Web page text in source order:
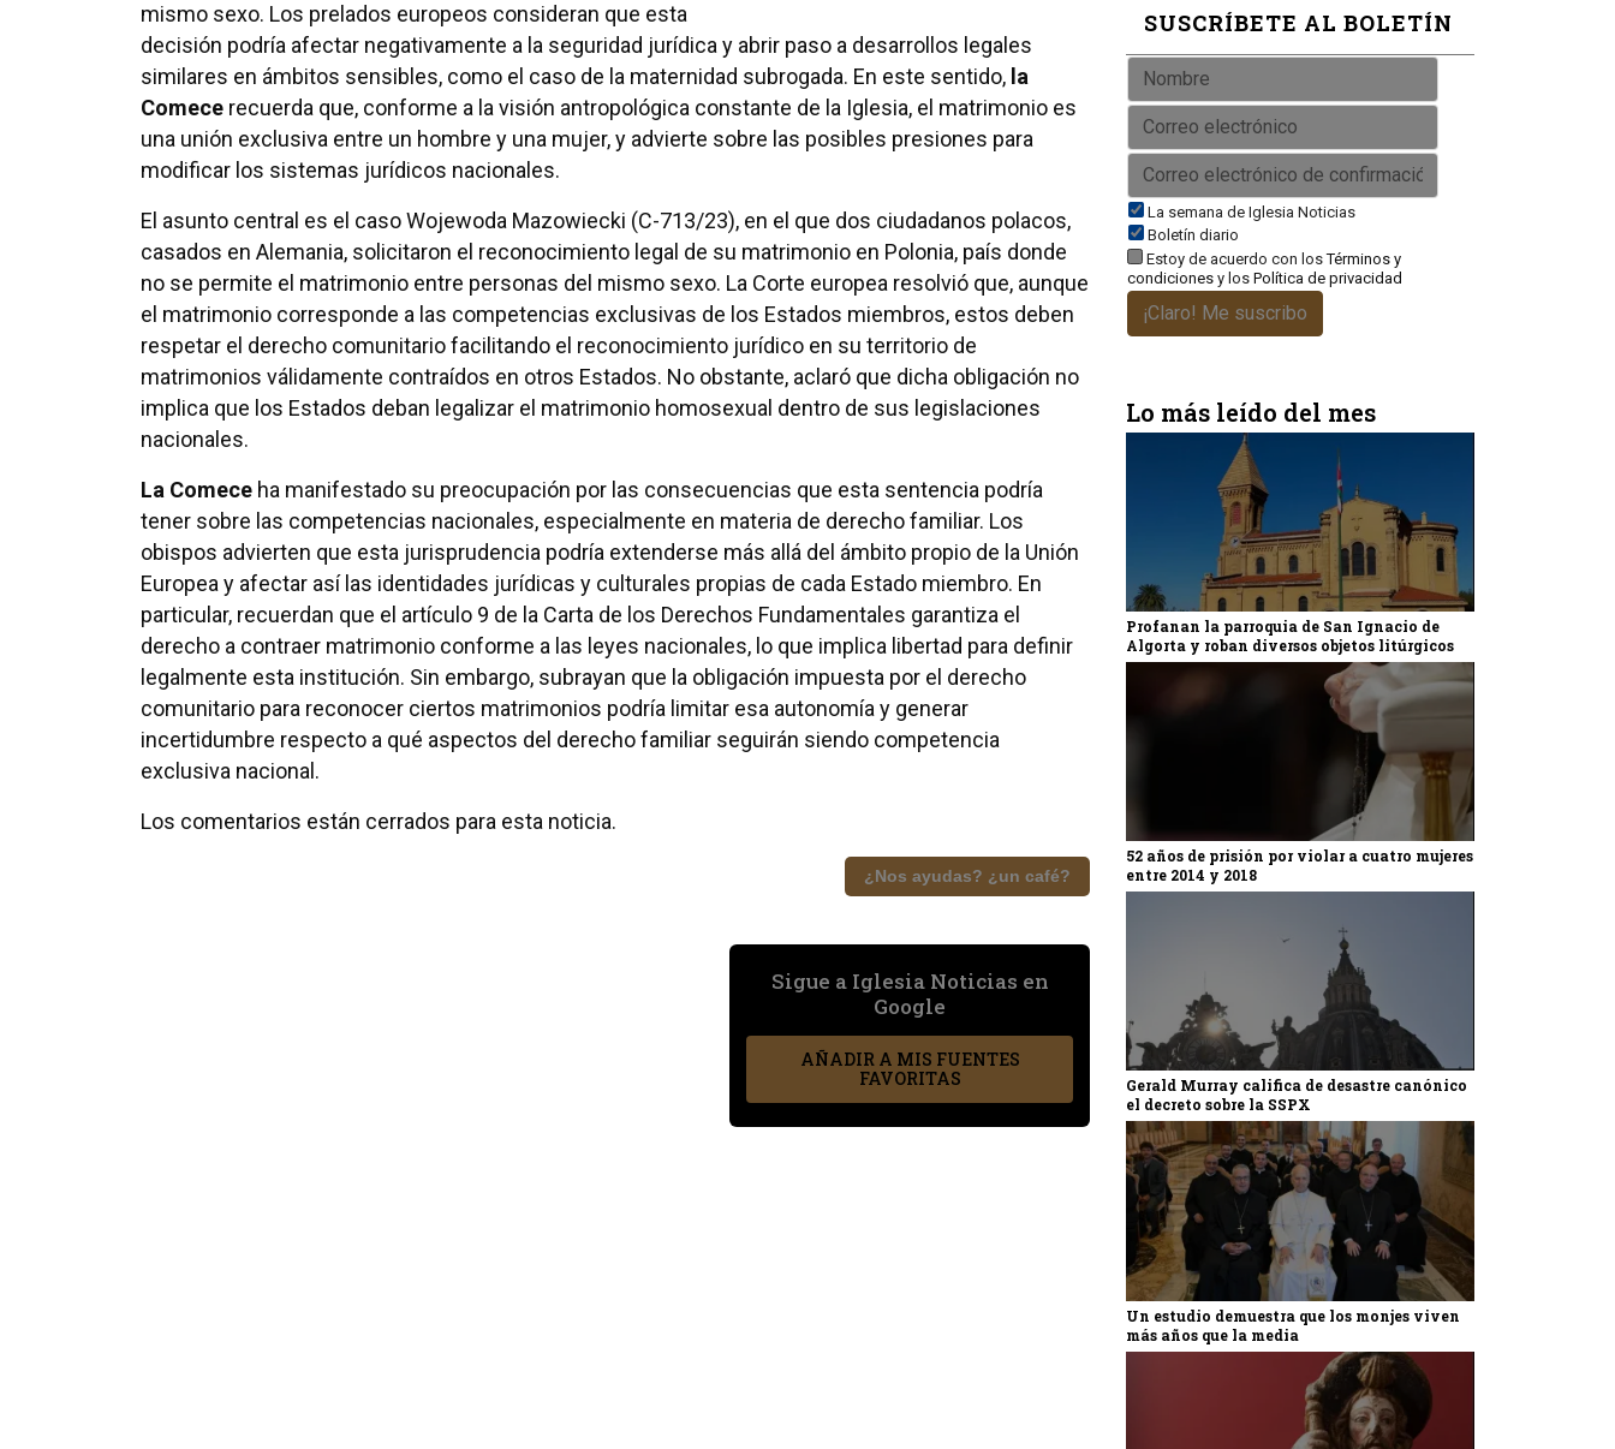
mismo sexo. Los prelados europeos consideran que esta
decisión podría afectar negativamente a la seguridad jurídica y abrir paso a desarrollos legales
similares en ámbitos sensibles, como el caso de la maternidad subrogada. En este sentido, la
Comece recuerda que, conforme a la visión antropológica constante de la Iglesia, el matrimonio es
una unión exclusiva entre un hombre y una mujer, y advierte sobre las posibles presiones para
modificar los sistemas jurídicos nacionales.
El asunto central es el caso Wojewoda Mazowiecki (C-713/23), en el que dos ciudadanos polacos,
casados en Alemania, solicitaron el reconocimiento legal de su matrimonio en Polonia, país donde
no se permite el matrimonio entre personas del mismo sexo. La Corte europea resolvió que, aunque
el matrimonio corresponde a las competencias exclusivas de los Estados miembros, estos deben
respetar el derecho comunitario facilitando el reconocimiento jurídico en su territorio de
matrimonios válidamente contraídos en otros Estados. No obstante, aclaró que dicha obligación no
implica que los Estados deban legalizar el matrimonio homosexual dentro de sus legislaciones
nacionales.
La Comece ha manifestado su preocupación por las consecuencias que esta sentencia podría
tener sobre las competencias nacionales, especialmente en materia de derecho familiar. Los
obispos advierten que esta jurisprudencia podría extenderse más allá del ámbito propio de la Unión
Europea y afectar así las identidades jurídicas y culturales propias de cada Estado miembro. En
particular, recuerdan que el artículo 9 de la Carta de los Derechos Fundamentales garantiza el
derecho a contraer matrimonio conforme a las leyes nacionales, lo que implica libertad para definir
legalmente esta institución. Sin embargo, subrayan que la obligación impuesta por el derecho
comunitario para reconocer ciertos matrimonios podría limitar esa autonomía y generar
incertidumbre respecto a qué aspectos del derecho familiar seguirán siendo competencia
exclusiva nacional.
Los comentarios están cerrados para esta noticia.
¿Nos ayudas? ¿un café?
Sigue a Iglesia Noticias en
Google
AÑADIR A MIS FUENTES
FAVORITAS
SUSCRÍBETE AL BOLETÍN
La semana de Iglesia Noticias
Boletín diario
Estoy de acuerdo con losTérminos y
condiciones y los Política de privacidad
¡Claro! Me suscribo
Lo más leído del mes
Profanan la parroquia de San Ignacio de
Algorta y roban diversos objetos litúrgicos
52 años de prisión por violar a cuatro mujeres
entre 2014 y 2018
Gerald Murray califica de desastre canónico
el decreto sobre la SSPX
Un estudio demuestra que los monjes viven
más años que la media